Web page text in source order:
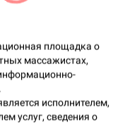
площадка о
массажистах,
исполнителем,
услуг, сведения о
Невском»)